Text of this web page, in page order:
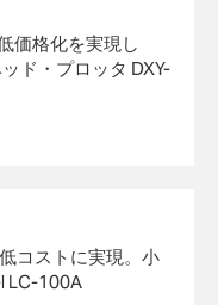
価格化を実現し
ド・プロッタ DXY-
コストに実現。小
LC-100A